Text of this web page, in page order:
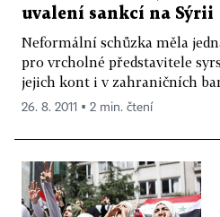
uvalení sankcí na Sýrii
Neformální schůzka měla
pro vrcholné představitele
jejich kont i v zahraničních
26. 8. 2011 ▪ 2 min. čtení